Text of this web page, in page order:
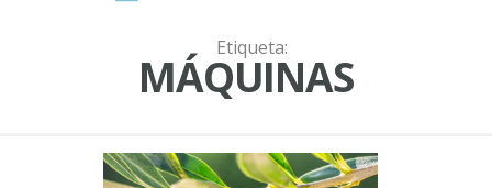
Etiqueta:
MÁQUINAS